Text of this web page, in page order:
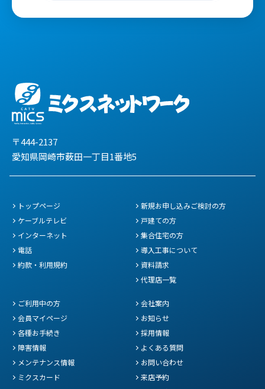
〒444-2137
愛知県岡崎市薮田一丁目1番地5
トップページ
ケーブルテレビ
インターネット
電話
約款・利用規約
新規お申し込みご検討の方
戸建ての方
集合住宅の方
導入工事について
資料請求
代理店一覧
ご利用中の方
会員マイページ
各種お手続き
障害情報
メンテナンス情報
ミクスカード
会社案内
お知らせ
採用情報
よくある質問
お問い合わせ
来店予約